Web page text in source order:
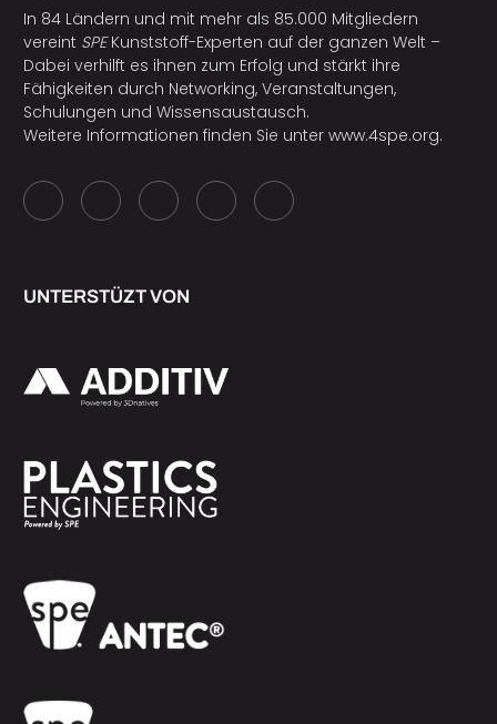
In 84 Ländern und mit mehr als 85.000 Mitgliedern
vereint SPEKunststoff-Experten auf der ganzen Welt –
Dabei verhilft es ihnen zum Erfolg und stärkt ihre
Fähigkeiten durch Networking, Veranstaltungen,
Schulungen und Wissensaustausch.
Weitere Informationen finden Sie unter www.4spe.org.
UNTERSTÜZT VON